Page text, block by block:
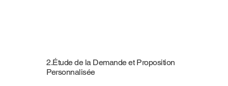
2.Étude de la Demande et Proposition
Personnalisée